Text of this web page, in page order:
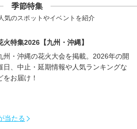
季節特集
気のスポットやイベントを紹介
火特集2026【九州・沖縄】
州・沖縄の花火大会を掲載。2026年の開
日、中止・延期情報や人気ランキングな
をお届け！
当たる